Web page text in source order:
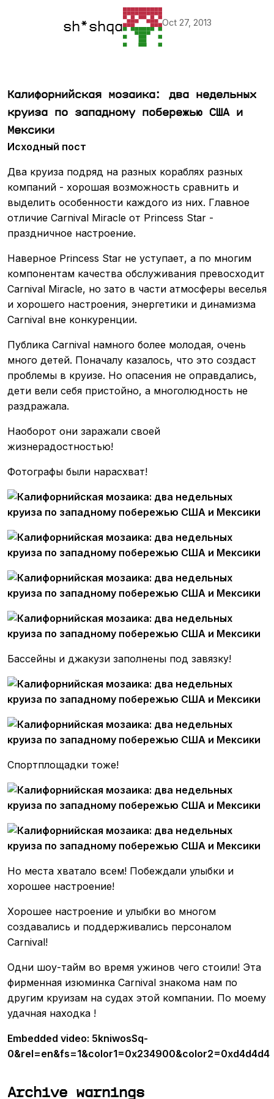
sh*shqa Oct 27, 2013
Калифорнийская мозаика: два недельных
круиза по западному побережью США и
Мексики
Исходный пост
Два круиза подряд на разных кораблях разных
компаний - хорошая возможность сравнить и
выделить особенности каждого из них. Главное
отличие Carnival Miracle от Princess Star -
праздничное настроение.
Наверное Princess Star не уступает, а по многим
компонентам качества обслуживания превосходит
Carnival Miracle, но зато в части атмосферы веселья
и хорошего настроения, энергетики и динамизма
Carnival вне конкуренции.
Публика Carnival намного более молодая, очень
много детей. Поначалу казалось, что это создаст
проблемы в круизе. Но опасения не оправдались,
дети вели себя пристойно, а многолюдность не
раздражала.
Наоборот они заражали своей
жизнерадостностью!
Фотографы были нарасхват!
Бассейны и джакузи заполнены под завязку!
Спортплощадки тоже!
Но места хватало всем! Побеждали улыбки и
хорошее настроение!
Хорошее настроение и улыбки во многом
создавались и поддерживались персоналом
Carnival!
Одни шоу-тайм во время ужинов чего стоили! Эта
фирменная изюминка Carnival знакома нам по
другим круизам на судах этой компании. По моему
удачная находка !
Embedded video: 5kniwosSq-
0&rel=en&fs=1&color1=0x234900&color2=0xd4d4d4
Archive warnings